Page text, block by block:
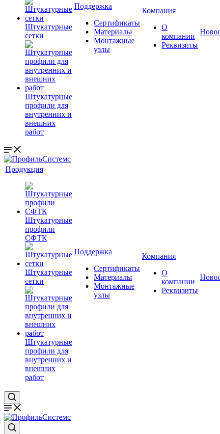
Штукатурные
сетки
Штукатурные
профили для
внутренних и
внешних
работ
Поддержка
Сертификаты
Материалы
Монтажные
узлы
Компания
О
компании
Реквизиты
Продукция
Штукатурные
профили
СФТК
Штукатурные
сетки
Штукатурные
профили для
внутренних и
внешних
работ
Поддержка
Сертификаты
Материалы
Монтажные
узлы
Компания
О
компании
Реквизиты